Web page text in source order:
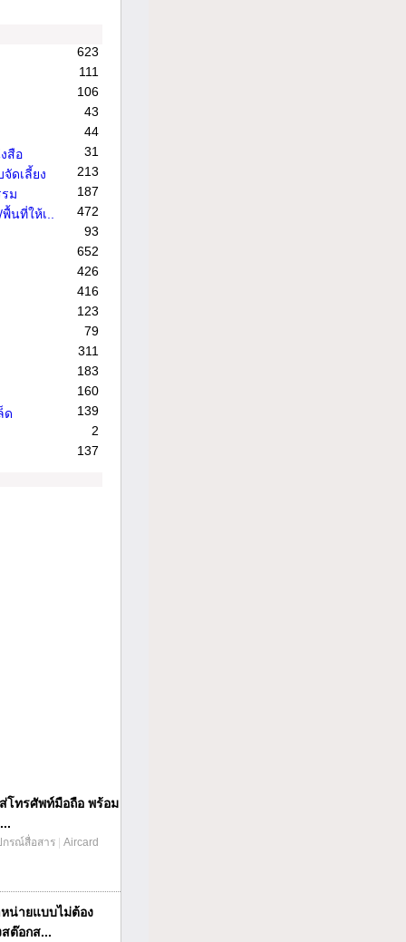
623
111
106
43
44
สือ
31
ดเลี้ยง
213
ม
187
นที่ให้เ..
472
93
652
426
416
123
79
311
183
160
ด
139
2
137
โทรศัพท์มือถือ พร้อม
รณ์สื่อสาร Aircard
น่ายแบบไม่ต้อง
ต๊อกส...